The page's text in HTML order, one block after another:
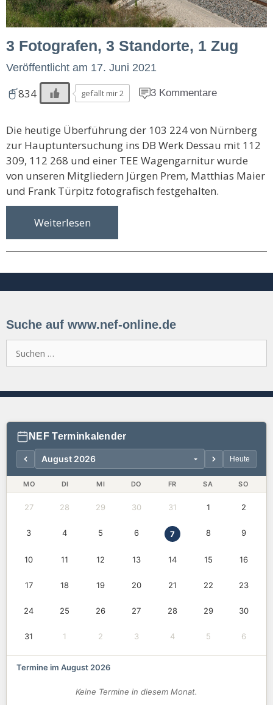
3 Fotografen, 3 Standorte, 1 Zug
Veröffentlicht am 17. Juni 2021
834 gefällt mir 2 3 Kommentare
Die heutige Überführung der 103 224 von Nürnberg
zur Hauptuntersuchung ins DB Werk Dessau mit 112
309, 112 268 und einer TEE Wagengarnitur wurde
von unseren Mitgliedern Jürgen Prem, Matthias Maier
und Frank Türpitz fotografisch festgehalten.
Weiterlesen
Suche auf www.nef-online.de
nach:
NEF Terminkalender
Heute
MO DI MI DO FR SA SO
27 28 29 30 31 1 2
3 4 5 6 7 8 9
10 11 12 13 14 15 16
17 18 19 20 21 22 23
24 25 26 27 28 29 30
31 1 2 3 4 5 6
Termine im August 2026
Keine Termine in diesem Monat.